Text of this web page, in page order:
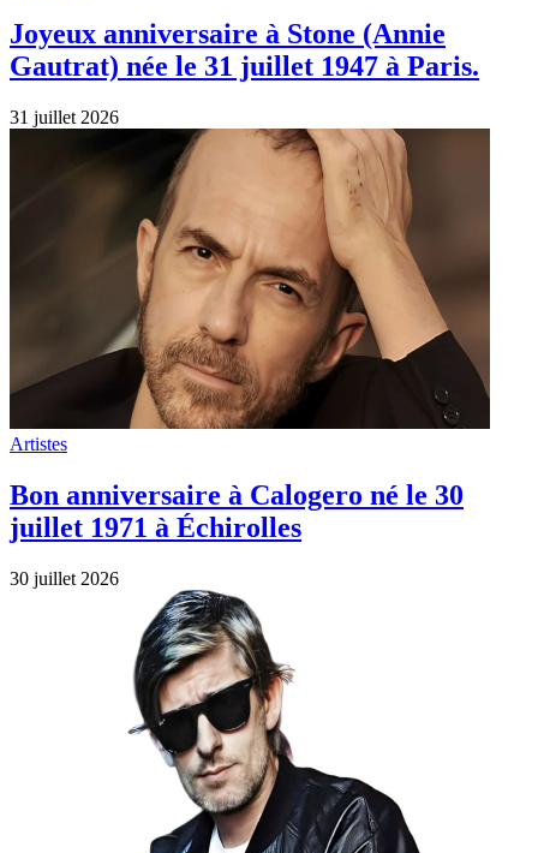
Joyeux anniversaire à Stone (Annie
Gautrat) née le 31 juillet 1947 à Paris.
31 juillet 2026
Artistes
Bon anniversaire à Calogero né le 30
juillet 1971 à Échirolles
30 juillet 2026